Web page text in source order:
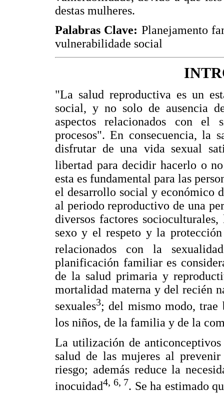
destas mulheres.
Palabras Clave: Planejamento
vulnerabilidade social
"La salud reproductiva es un
social, y no solo de ausencia
aspectos relacionados con el
procesos". En consecuencia, la
disfrutar de una vida sexual
libertad para decidir hacerlo o
esta es fundamental para las
el desarrollo social y económico
al periodo reproductivo de una
diversos factores
sexo y el respeto y la
relacionados con la
planificación familiar es
de la salud primaria y
mortalidad materna y del recién
sexuales3; del mismo modo, trae
los niños, de la familia y de la
La utilización de
salud de las mujeres al
riesgo; además reduce la
inocuidad4, 6, 7. Se ha estimado